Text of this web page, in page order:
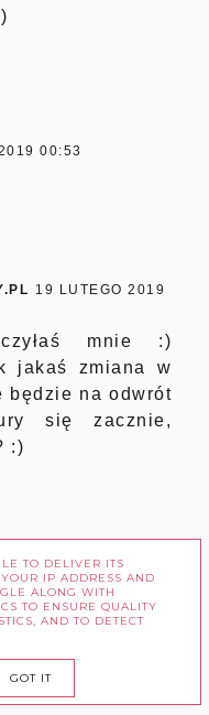
00:53
19 LUTEGO 2019
mnie :)
jakaś zmiana w
będzie na odwrót
się zacznie,
:)
u fryzjera,
cięciem
pielęgnacją, a
to rozmywa.. ale
TO DELIVER ITS
IP ADDRESS AND
ALONG WITH
TO ENSURE QUALITY
AND TO DETECT
GOT IT